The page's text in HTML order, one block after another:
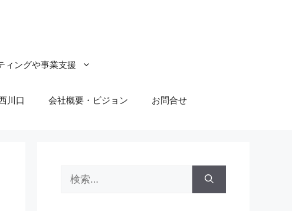
ィングや事業支援
川口 会社概要・ビジョン お問合せ
索: